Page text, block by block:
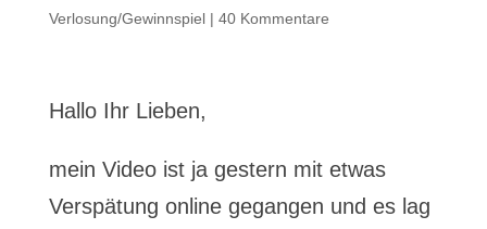
Verlosung/Gewinnspiel| 40 Kommentare
Hallo Ihr Lieben,
mein Video ist ja gestern mit etwas
Verspätung online gegangen und es lag